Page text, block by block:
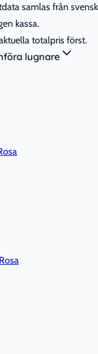
samlas från
kassa.
totalpris först.
lugnare